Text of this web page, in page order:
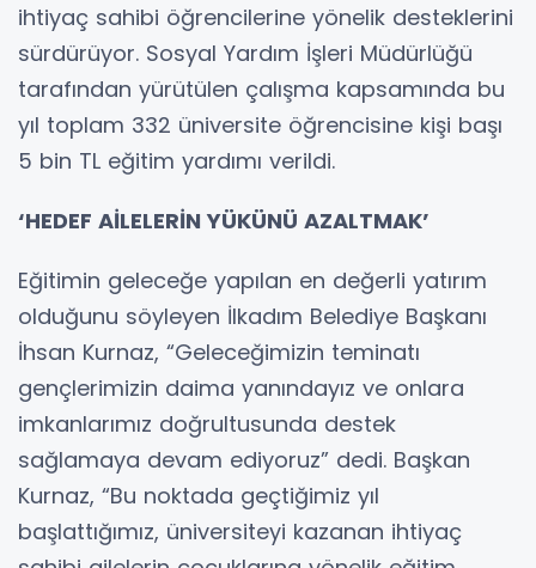
ihtiyaç sahibi öğrencilerine yönelik desteklerini
sürdürüyor. Sosyal Yardım İşleri Müdürlüğü
tarafından yürütülen çalışma kapsamında bu
yıl toplam 332 üniversite öğrencisine kişi başı
5 bin TL eğitim yardımı verildi.
‘HEDEF AİLELERİN YÜKÜNÜ AZALTMAK’
Eğitimin geleceğe yapılan en değerli yatırım
olduğunu söyleyen İlkadım Belediye Başkanı
İhsan Kurnaz, “Geleceğimizin teminatı
gençlerimizin daima yanındayız ve onlara
imkanlarımız doğrultusunda destek
sağlamaya devam ediyoruz” dedi. Başkan
Kurnaz, “Bu noktada geçtiğimiz yıl
başlattığımız, üniversiteyi kazanan ihtiyaç